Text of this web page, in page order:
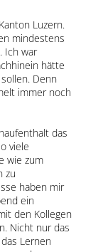
Luzern.
mindestens
Ich war
hätte
Denn
immer noch
das
viele
wie zum
zu
haben mir
ein
den Kollegen
Nicht nur das
Lernen